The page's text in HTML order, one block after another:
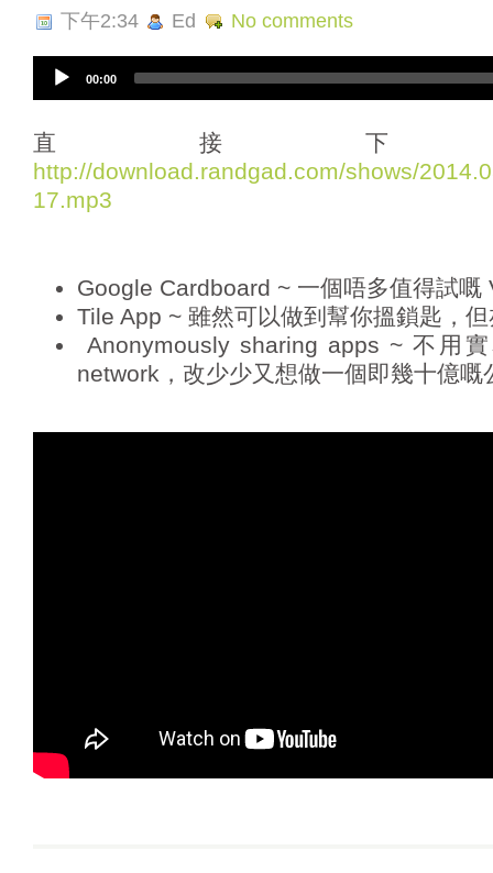
下午2:34 Ed No comments
i
o
P
00:00
直接
http://download.randgad.com/shows/
17.mp3
Google Cardboard ~ 一個唔多值得試嘅
Tile App ~ 雖然可以做到幫你搵鎖匙，
Anonymously sharing apps ~ 不用
network，改少少又想做一個即幾十億嘅